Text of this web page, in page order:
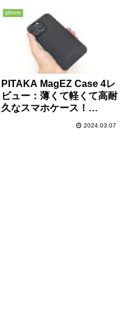
るので早めに適用を！
iphone
PITAKA MagEZ Case 4レ
ビュー：薄くて軽くて高耐
久なスマホケース！
2024.03.07